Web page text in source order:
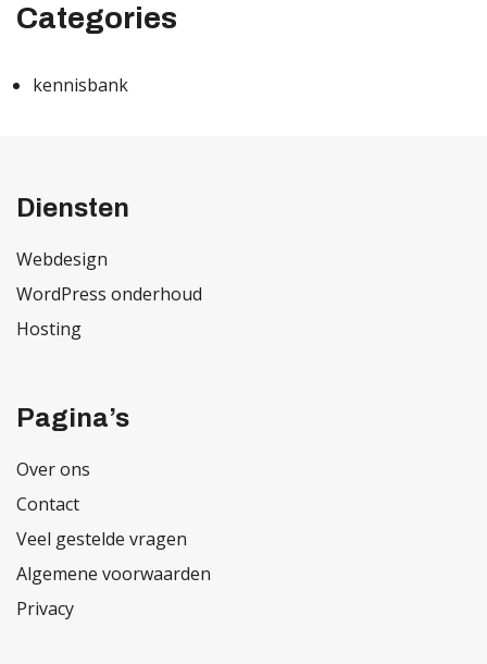
Categories
kennisbank
Diensten
Webdesign
WordPress onderhoud
Hosting
Pagina’s
Over ons
Contact
Veel gestelde vragen
Algemene voorwaarden
Privacy